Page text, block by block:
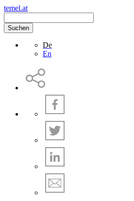
temel.at
Suchen
De
En